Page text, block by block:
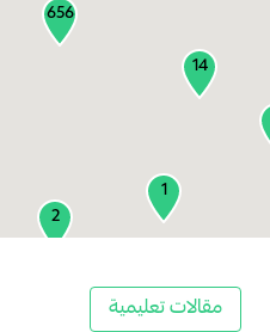
14
2
656
1
مقالات تعليمية